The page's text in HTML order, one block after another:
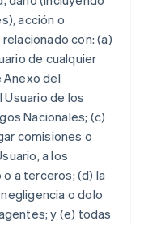
acción o
con: (a)
de cualquier
del
de los
Nacionales; (c)
comisiones o
a los
a terceros; (d) la
o dolo
y (e) todas